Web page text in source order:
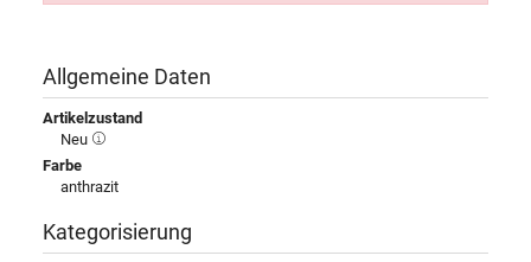
Allgemeine Daten
Artikelzustand
Neu
Farbe
anthrazit
Kategorisierung